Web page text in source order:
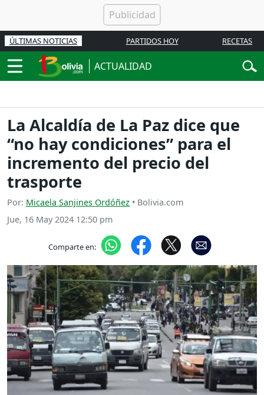
ÚLTIMAS NOTICIAS PARTIDOS HOY RECETAS
ACTUALIDAD
La Alcaldía de La Paz dice que
“no hay condiciones” para el
incremento del precio del
trasporte
Por: Micaela Sanjines Ordóñez • Bolivia.com
Jue, 16 May 2024 12:50 pm
Comparte en: